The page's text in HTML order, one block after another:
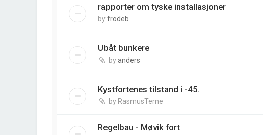
rapporter om tyske installasjoner
byfrodeb
Ubåt bunkere
byanders
Kystfortenes tilstand i -45.
by RasmusTerne
Regelbau - Møvik fort